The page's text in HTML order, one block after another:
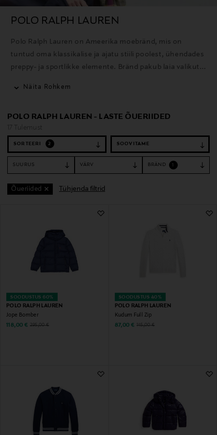
POLO RALPH LAUREN
Polo Ralph Lauren on Ameerika moebränd, mis on
tuntud oma klassikalise ja ajatu stiili poolest, ühendades
preppy- ja sportlikke elemente. Bränd pakub laia valikut
Näita Rohkem
POLO RALPH LAUREN - LASTE ÕUERIIDED
17 Tulemust
SORTEERI 2
SUURUS VÄRV BRÄND
Õueriided Tühjenda filtrid
SOODUSTUS 60%
POLO RALPH LAUREN
Jope Bomber
Discounted Price
118,00 € Original Price
295,00 €
SOODUSTUS 40%
POLO RALPH LAUREN
Kudum Full Zip
Discounted Price
87,00 € Original Price
145,00 €